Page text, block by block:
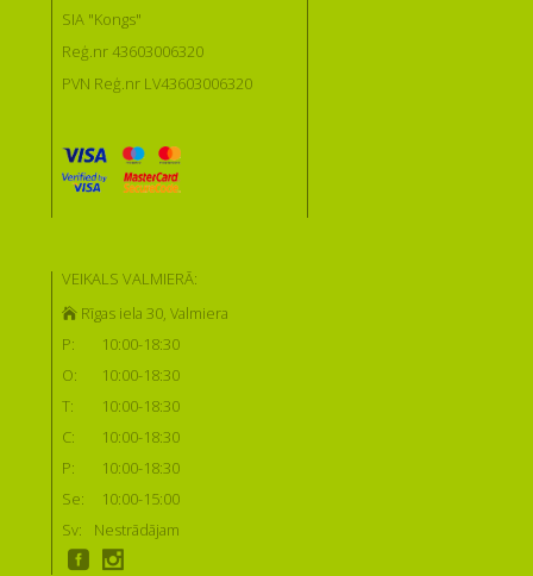
SIA "Kongs"
Reģ.nr 43603006320
PVN Reģ.nr LV43603006320
VEIKALS VALMIERĀ:
Rīgas iela 30, Valmiera
P:
10:00-18:30
O:
10:00-18:30
T:
10:00-18:30
C:
10:00-18:30
P:
10:00-18:30
Se:
10:00-15:00
Sv:
Nestrādājam